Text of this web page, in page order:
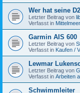
Wer hat seine
Letzter Beitrag von
Verfasst in Mittelmeer
Garmin AIS 600
Letzter Beitrag von
Verfasst in Kaufen /
Lewmar
Letzter Beitrag von
Verfasst in Arbeiten
Schwimmleiter